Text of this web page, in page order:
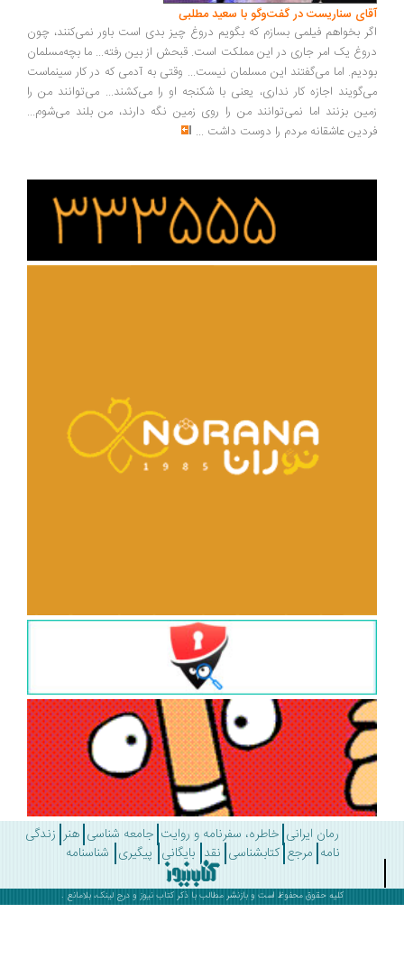
سناریست در گفت‌وگو با سعید مطلبی
بخواهم فیلمی بسازم که بگویم دروغ چیز بدی است باور نمی‌کنند، چون
یک امر جاری در این مملکت است. قبحش از بین رفته... ما بچه‌مسلمان
اما می‌گفتند این مسلمان نیست... وقتی به آدمی که در کار سینماست
اجازه کار نداری، یعنی با شکنجه او را می‌کشند... می‌توانند من را
بزنند اما نمی‌توانند من را روی زمین نگه دارند، من بلند می‌شوم...
عاشقانه مردم را دوست داشت ...
رمان ایرانی خاطره، سفرنامه و روایت جامعه شناسی هنر زندگی
مرجع کتابشناسی نقد بایگانی پیگیری شناسنامه
کلیه حقوق محفوظ است و بازنشر مطالب با ذکرکتاب نیوز و درج لینک، بلامانع .